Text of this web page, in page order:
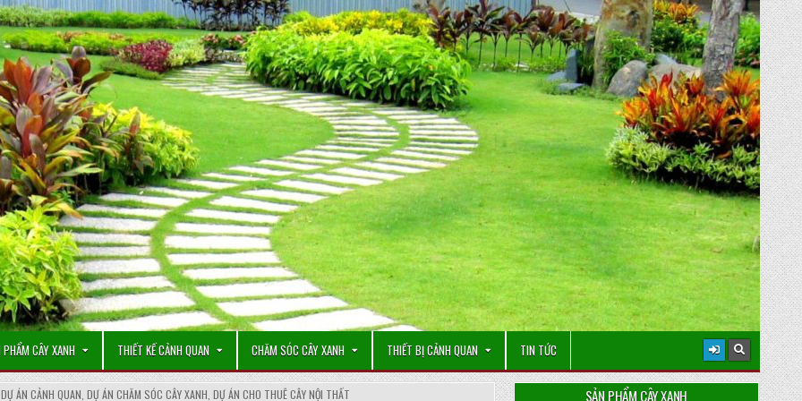
PHẨM CÂY XANH THIẾT KẾ CẢNH QUAN CHĂM SÓC CÂY XANH THIẾT BỊ CẢNH QUAN TIN TỨC
DỰ ÁN CẢNH QUAN DỰ ÁN CHĂM SÓC CÂY XANH DỰ ÁN CHO THUÊ CÂY NỘI THẤT SẢN PHẨM CÂY XANH